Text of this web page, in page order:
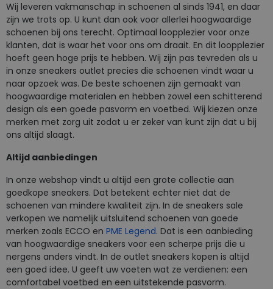
Wij leveren vakmanschap in schoenen al sinds 1941, en daar
zijn we trots op. U kunt dan ook voor allerlei hoogwaardige
schoenen bij ons terecht. Optimaal loopplezier voor onze
klanten, dat is waar het voor ons om draait. En dit loopplezier
hoeft geen hoge prijs te hebben. Wij zijn pas tevreden als u
in onze sneakers outlet precies die schoenen vindt waar u
naar opzoek was. De beste schoenen zijn gemaakt van
hoogwaardige materialen en hebben zowel een schitterend
design als een goede pasvorm en voetbed. Wij kiezen onze
merken met zorg uit zodat u er zeker van kunt zijn dat u bij
ons altijd slaagt.
Altijd aanbiedingen
In onze webshop vindt u altijd een grote collectie aan
goedkope sneakers. Dat betekent echter niet dat de
schoenen van mindere kwaliteit zijn. In de sneakers sale
verkopen we namelijk uitsluitend schoenen van goede
merken zoals ECCO en PME Legend. Dat is een aanbieding
van hoogwaardige sneakers voor een scherpe prijs die u
nergens anders vindt. In de outlet sneakers kopen is altijd
een goed idee. U geeft uw voeten wat ze verdienen: een
comfortabel voetbed en een uitstekende pasvorm.